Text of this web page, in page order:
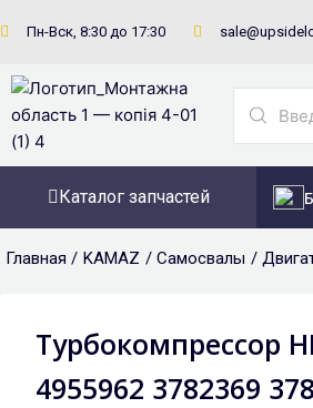
к
Пн-Вск, 8:30 до 17:30
Каталог запчастей
Главная / KAMAZ / Самосвалы /
Турбокомпрессор
4955962 3782369